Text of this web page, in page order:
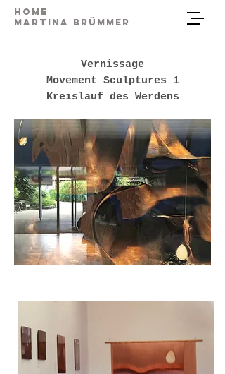
Home
Martina Brümmer
Vernissage
Movement Sculptures 1
Kreislauf des Werdens